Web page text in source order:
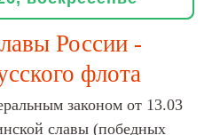
России -
флота
законом от 13.03
славы (победных